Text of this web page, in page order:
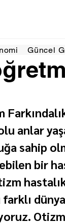
Güncel
anlar
sahip
bir
farklı